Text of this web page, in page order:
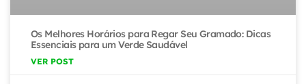
Os Melhores Horários para Regar Seu Gramado: Dicas
Essenciais para um Verde Saudável
VER POST